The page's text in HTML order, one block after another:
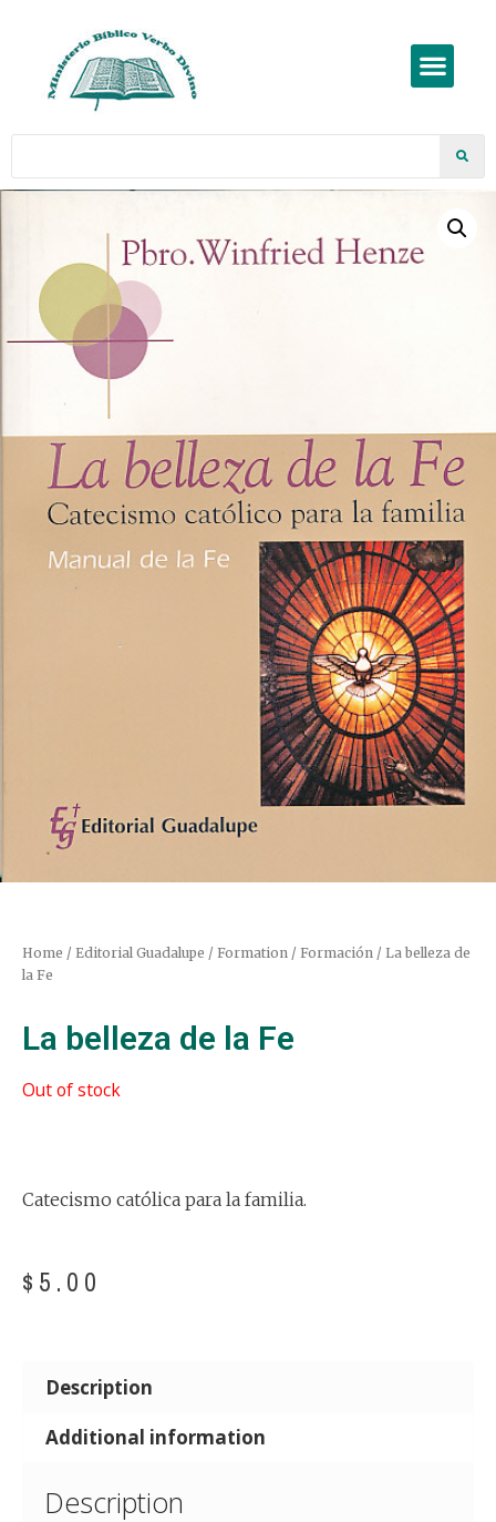
Home / Editorial Guadalupe / Formation / Formación / La belleza de
la Fe
La belleza de la Fe
Out of stock
Catecismo católica para la familia.
$ 5.00
Description
Additional information
Description